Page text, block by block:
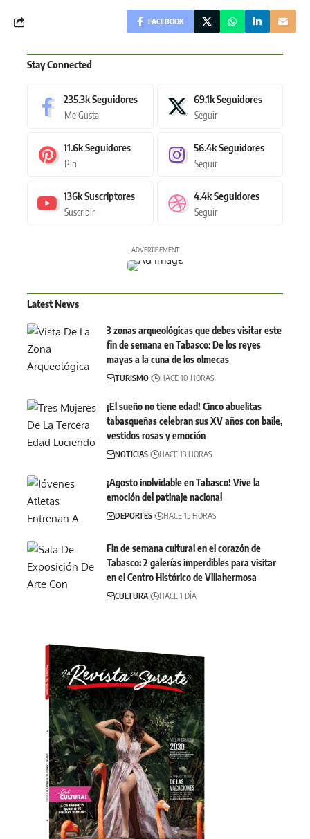
FACEBOOK
Stay Connected
235.3kSeguidores
Me Gusta
69.1kSeguidores
Seguir
11.6kSeguidores
Pin
56.4kSeguidores
Seguir
136kSuscriptores
Suscribir
4.4kSeguidores
Seguir
- ADVERTISEMENT -
Latest News
3 zonas arqueológicas que debes visitar este
fin de semana en Tabasco: De los reyes
mayas a la cuna de los olmecas
TURISMO HACE 10 HORAS
¡El sueño no tiene edad! Cinco abuelitas
tabasqueñas celebran sus XV años con baile,
vestidos rosas y emoción
NOTICIAS HACE 13 HORAS
¡Agosto inolvidable en Tabasco! Vive la
emoción del patinaje nacional
DEPORTES HACE 15 HORAS
Fin de semana cultural en el corazón de
Tabasco: 2 galerías imperdibles para visitar
en el Centro Histórico de Villahermosa
CULTURA HACE 1 DÍA